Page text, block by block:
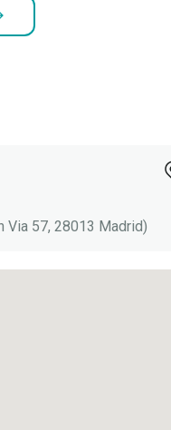
Via 57, 28013 Madrid)